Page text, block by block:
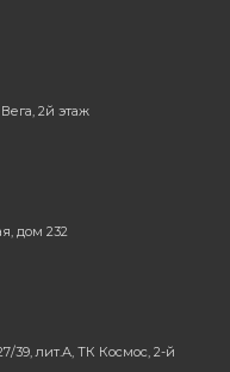
2й этаж
дом 232
39, лит.А, ТК Космос, 2-й